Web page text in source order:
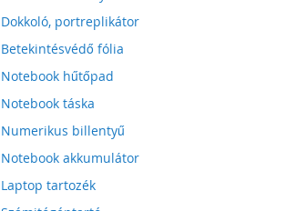
Dokkoló, portreplikátor
Betekintésvédő fólia
Notebook hűtőpad
Notebook táska
Numerikus billentyű
Notebook akkumulátor
Laptop tartozék